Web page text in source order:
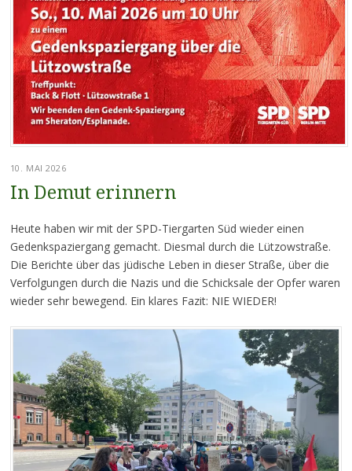
10. MAI 2026
In Demut erinnern
Heute haben wir mit der SPD-Tiergarten Süd wieder einen
Gedenkspaziergang gemacht. Diesmal durch die Lützowstraße.
Die Berichte über das jüdische Leben in dieser Straße, über die
Verfolgungen durch die Nazis und die Schicksale der Opfer waren
wieder sehr bewegend. Ein klares Fazit: NIE WIEDER!